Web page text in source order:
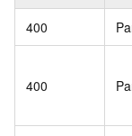
400
400